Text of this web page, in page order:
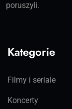
poruszyli.
Kategorie
Filmy i seriale
Koncerty